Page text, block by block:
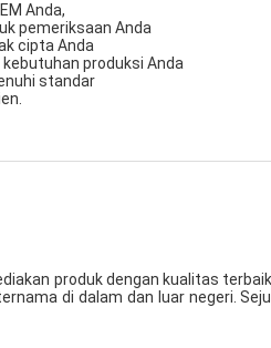
Anda,
pemeriksaan Anda
cipta Anda
produksi Anda
standar
produk dengan kualitas
di dalam dan luar negeri.